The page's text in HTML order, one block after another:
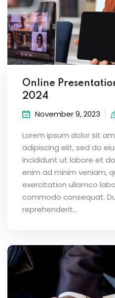
Online
2024
November 9, 2023
Lorem ipsum dolor sit
adipiscing elit, sed do
incididunt ut labore et
enim ad minim veniam,
exercitation ullamco
commodo consequat.
reprehenderit...